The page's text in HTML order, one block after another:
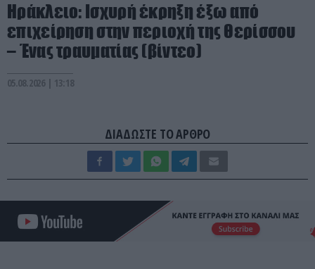
Ηράκλειο: Ισχυρή έκρηξη έξω από
επιχείρηση στην περιοχή της Θερίσσου
– Ένας τραυματίας (βίντεο)
05.08.2026 | 13:18
ΔΙΑΔΩΣΤΕ ΤΟ ΑΡΘΡΟ